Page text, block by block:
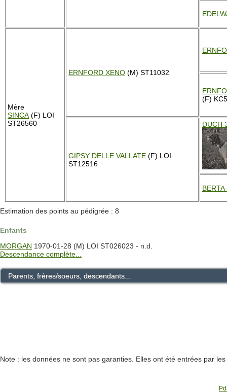
Mère
SINCA (F) LOI
ST26560
ERNFORD XENO (M) ST11032
(F)
GIPSY DELLE VALLATE (F) LOI
ST12516
DUCH
Estimation des points au pédigrée : 8
Enfants
MORGAN 1970-01-28 (M) LOI ST026023 - n.d.
Descendance complète...
Parents, frères/soeurs, descendants...
Note : les données ne sont pas garanties. Elles ont été entrées par